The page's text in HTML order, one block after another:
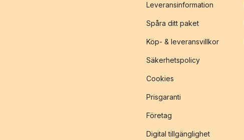
Leveransinformation
Spåra ditt paket
Köp- & leveransvillkor
Säkerhetspolicy
Cookies
Prisgaranti
Företag
Digital tillgänglighet